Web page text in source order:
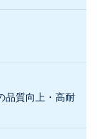
品質向上・高耐